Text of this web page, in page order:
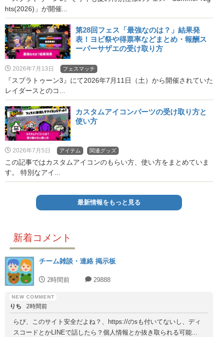
hts(2026)」が開催...
第28回フェス「最強なのは？」結果発
表！ヨビ祭や得票率などまとめ・報酬ス
ーパーサザエの受け取り方
2026年7月13日 フェスマッチ
『スプラトゥーン3』にて2026年7月11日（土）から開催されていた
レイダースとのコ...
カスタムアイコンパーツの受け取り方と
使い方
2026年7月5日 アイテム 関連グッズ
この記事ではカスタムアイコンのもらい方、使い方をまとめていま
す。 特別なアイ...
最新情報をもっと見る
新着コメント
チーム雑談・連絡 掲示板
2時間前 29888
りち 2時間前
らぴ、このサイト安全だよね？、https://のsも付いてないし、ディ
スコードとかLINEで話したら？個人情報とか抜き取られる可能...